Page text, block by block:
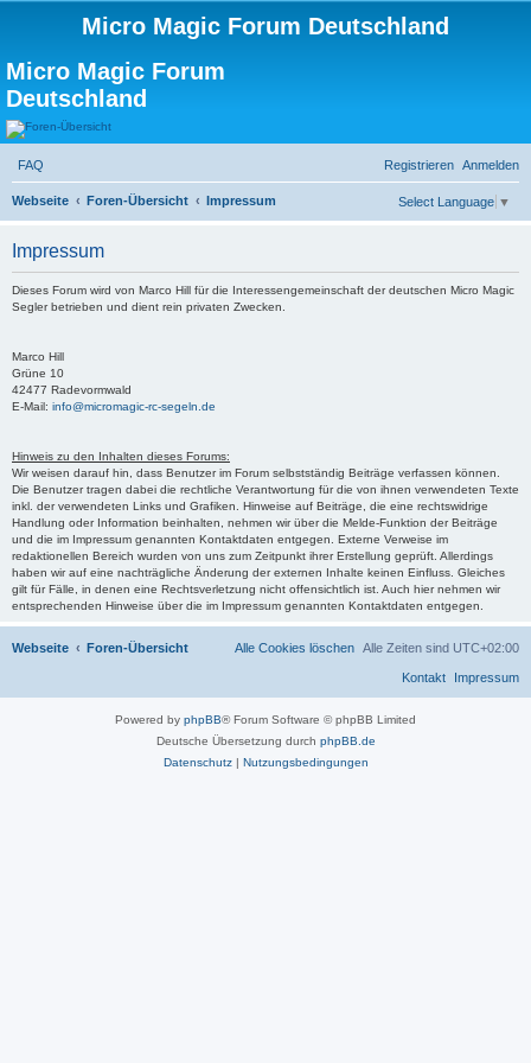
Micro Magic Forum Deutschland
Micro Magic Forum
Deutschland
FAQ Anmelden
Registrieren
Webseite Foren-Übersicht Impressum Select Language ▼
Impressum
Dieses Forum wird von Marco Hill für die Interessengemeinschaft der deutschen Micro Magic
Segler betrieben und dient rein privaten Zwecken.
Marco Hill
Grüne 10
42477 Radevormwald
E-Mail: info@micromagic-rc-segeln.de
Hinweis zu den Inhalten dieses Forums:
Wir weisen darauf hin, dass Benutzer im Forum selbstständig Beiträge verfassen können.
Die Benutzer tragen dabei die rechtliche Verantwortung für die von ihnen verwendeten Texte
inkl. der verwendeten Links und Grafiken. Hinweise auf Beiträge, die eine rechtswidrige
Handlung oder Information beinhalten, nehmen wir über die Melde-Funktion der Beiträge
und die im Impressum genannten Kontaktdaten entgegen. Externe Verweise im
redaktionellen Bereich wurden von uns zum Zeitpunkt ihrer Erstellung geprüft. Allerdings
haben wir auf eine nachträgliche Änderung der externen Inhalte keinen Einfluss. Gleiches
gilt für Fälle, in denen eine Rechtsverletzung nicht offensichtlich ist. Auch hier nehmen wir
entsprechenden Hinweise über die im Impressum genannten Kontaktdaten entgegen.
Webseite Foren-Übersicht Alle Zeiten sind UTC+02:00
Alle Cookies löschen
Impressum
Kontakt
Powered by phpBB® Forum Software © phpBB Limited
Deutsche Übersetzung durch phpBB.de
Datenschutz| Nutzungsbedingungen